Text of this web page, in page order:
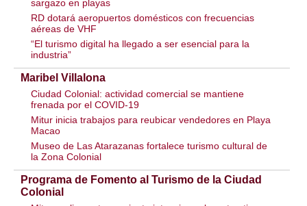
sargazo en playas
RD dotará aeropuertos domésticos con frecuencias
aéreas de VHF
“El turismo digital ha llegado a ser esencial para la
industria”
Maribel Villalona
Ciudad Colonial: actividad comercial se mantiene
frenada por el COVID-19
Mitur inicia trabajos para reubicar vendedores en Playa
Macao
Museo de Las Atarazanas fortalece turismo cultural de
la Zona Colonial
Programa de Fomento al Turismo de la Ciudad
Colonial